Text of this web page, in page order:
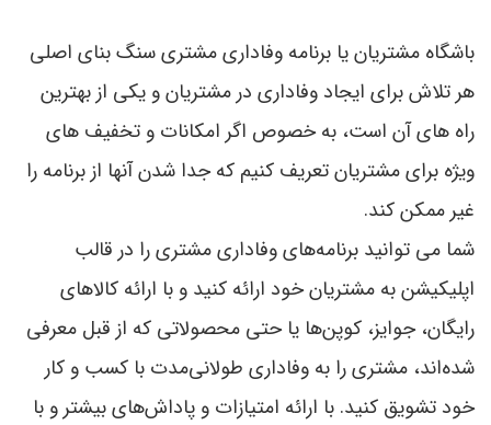
باشگاه مشتریان یا برنامه وفاداری مشتری سنگ بنای اصلی
هر تلاش برای ایجاد وفاداری در مشتریان و یکی از بهترین
راه های آن است، به خصوص اگر امکانات و تخفيف هاي
ویژه برای مشتریان تعریف کنیم که جدا شدن آنها از برنامه را
غیر ممکن کند.
شما می توانید برنامه‌های وفاداری مشتری را در قالب
اپلیکیشن به مشتریان خود ارائه کنید و با ارائه کالاهای
رایگان، جوایز، کوپن‌ها یا حتی محصولاتی که از قبل معرفي
شده‌اند، مشتری را به وفاداری طولانی‌مدت با کسب و کار
خود تشویق کنید. با ارائه امتیازات و پاداش‌های بیشتر و با